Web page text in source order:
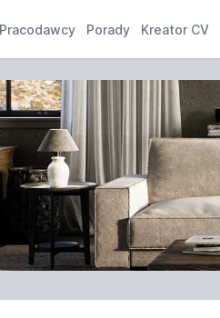
Pracodawcy Porady Kreator CV